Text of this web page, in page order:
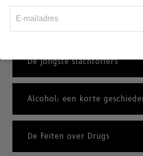
Gevolgen op korte en lange
De jongste slachtoffers
Alcohol: een korte
De Feiten over Drugs